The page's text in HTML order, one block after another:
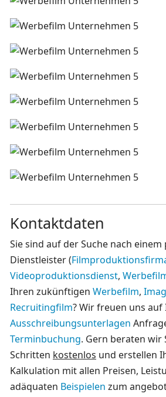
Kontaktdaten
Sie sind auf der Suche nach
Dienstleister (
Videoproduktionsdienst,
Ihren zukünftigen Werbefilm,
Recruitingfilm? Wir freuen uns auf
Ausschreibungsunterlagen
Terminbuchung. Gern beraten wir
Schritten kostenlos und erstellen
Kalkulation mit allen Preisen,
adäquaten Beispielen zum